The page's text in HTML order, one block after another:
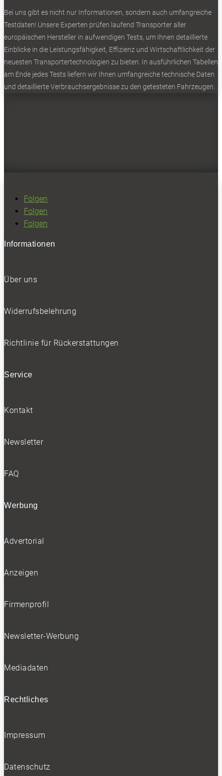
Schnittige Silhouette: Citroen mit langem Radstand und
Kofferaufbau.
NEWSLETTER
Ich habe die
und akzeptiert.
Folgen
BELIEBTE NEWS
Bei uns gibt es nicht nur Informationen, sondern auch umfangreiche
Testdaten! Unsere Experten prüfen laufend Transporter aller
europäischen Hersteller in aufwendigen Tests, um Ihnen detaillierte
Einblicke in die Leistungsfähigkeit, Effizienz und Wirtschaftlichkeit der
neuesten Transportertechnologien zu bieten. In ausführlichen Tabellen
am Ende jedes Tests liefern wir Ihnen umfangreiche technische Daten
und detaillierte Verbrauchsergebnisse zu den getesteten Fahrzeugen.
Folgen
Folgen
Folgen
Informationen
Über uns
Widerrufsbelehrung
Richtlinie für Rückerstattungen
Service
Kontakt
Newsletter
FAQ
Werbung
Advertorial
Anzeigen
Firmenprofil
Newsletter-Werbung
Mediadaten
Rechtliches
Impressum
Datenschutz